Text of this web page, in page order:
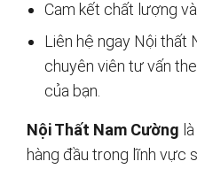
Cam kết chất lượng
Liên hệ ngay Nội
chuyên viên tư vấn
của bạn.
Nội Thất Nam Cường
hàng đầu trong lĩnh vực